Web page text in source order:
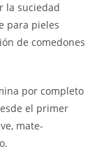
la suciedad
para pieles
de comedones
por completo
el primer
mate-